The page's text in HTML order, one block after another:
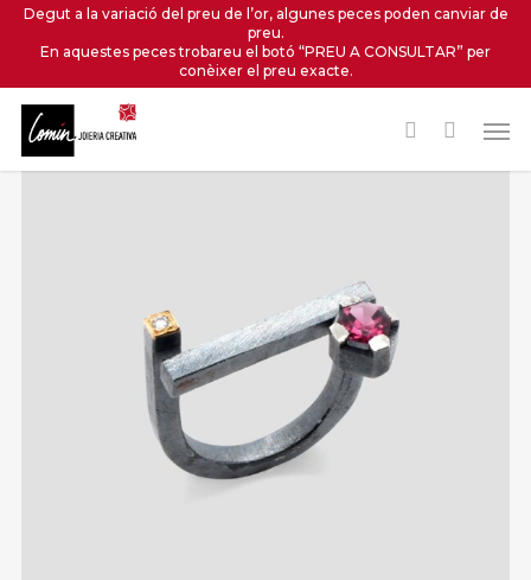
Skip
content
Degut a la variació del preu de l’or, algunes peces poden canviar de
preu.
En aquestes peces trobareu el botó “PREU A CONSULTAR” per
conèixer el preu exacte.